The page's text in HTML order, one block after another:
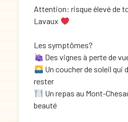
Attention: risque élevé de
Lavaux
Les symptômes?
Des vignes à perte de
Un coucher de soleil qui
rester
Un repas au Mont-
beauté